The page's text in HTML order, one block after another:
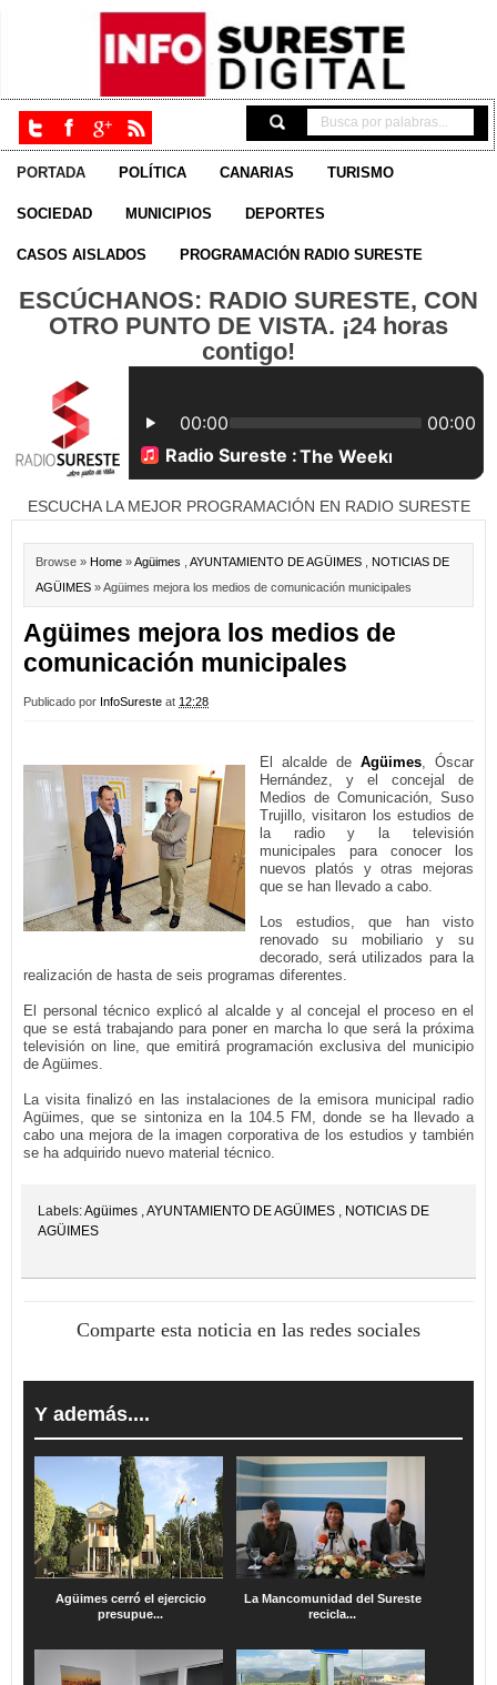
PORTADA POLÍTICA CANARIAS TURISMO
SOCIEDAD MUNICIPIOS DEPORTES
CASOS AISLADOS PROGRAMACIÓN RADIO SURESTE
ESCÚCHANOS: RADIO SURESTE, CON
OTRO PUNTO DE VISTA. ¡24 horas
contigo!
ESCUCHA LA MEJOR PROGRAMACIÓN EN RADIO SURESTE
Browse » Home »Agüimes AYUNTAMIENTO DE AGÜIMES
NOTICIAS DE
AGÜIMES » Agüimes mejora los medios de comunicación municipales
Agüimes mejora los medios de
comunicación municipales
Publicado por InfoSureste at 12:28
El alcalde de Agüimes, Óscar
Hernández, y el concejal de
Medios de Comunicación, Suso
Trujillo, visitaron los estudios de
la radio y la televisión
municipales para conocer los
nuevos platós y otras mejoras
que se han llevado a cabo.
Los estudios, que han visto
renovado su mobiliario y su
decorado, será utilizados para la
realización de hasta de seis programas diferentes.
El personal técnico explicó al alcalde y al concejal el proceso en el
que se está trabajando para poner en marcha lo que será la próxima
televisión on line, que emitirá programación exclusiva del municipio
de Agüimes.
La visita finalizó en las instalaciones de la emisora municipal radio
Agüimes, que se sintoniza en la 104.5 FM, donde se ha llevado a
cabo una mejora de la imagen corporativa de los estudios y también
se ha adquirido nuevo material técnico.
Labels:Agüimes ,AYUNTAMIENTO DE AGÜIMES , NOTICIAS DE
AGÜIMES
Comparte esta noticia en las redes sociales
Y además....
Agüimes cerró el ejercicio
presupue...
La Mancomunidad del Sureste
recicla...